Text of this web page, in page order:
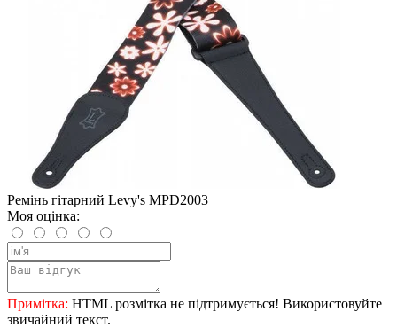
Ремінь гітарний Levy's MPD2003
Моя оцінка:
Примітка: HTML розмітка не підтримується! Використовуйте
звичайний текст.